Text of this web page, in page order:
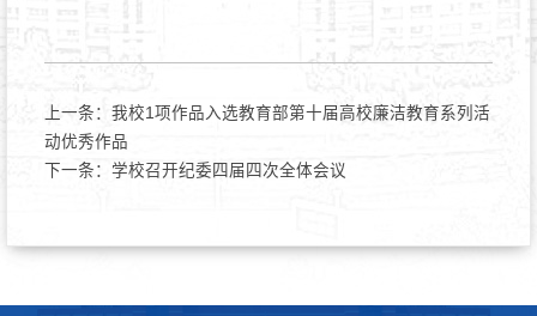
上一条： 我校1项作品入选教育部第十届高校廉洁教育系列活
动优秀作品
下一条： 学校召开纪委四届四次全体会议